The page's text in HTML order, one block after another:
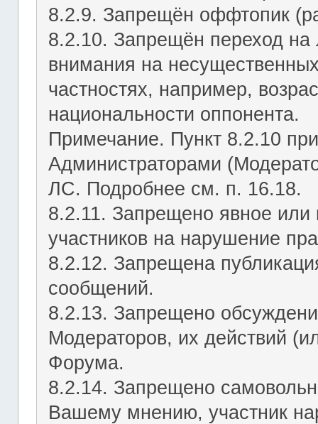
8.2.9. Запрещён оффтопик
8.2.10. Запрещён переход на
внимания на
частностях, например,
национальности оппонента.
Примечание. Пункт 8.2.10
Администраторами
ЛС. Подробнее см. п. 16.18.
8.2.11. Запрещено явное или
участников на нарушение
8.2.12. Запрещена
сообщений.
8.2.13. Запрещено
Модераторов, их действий
Форума.
8.2.14. Запрещено
Вашему мнению, участник